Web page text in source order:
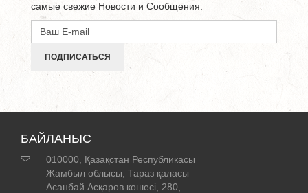
самые свежие Новости и Сообщения.
ПОДПИСАТЬСЯ
БАЙЛАНЫС
010000, Қазақстан Республикасы
Жамбыл облысы, Тараз қаласы
Асанбай Асқаров көшесі, 280,